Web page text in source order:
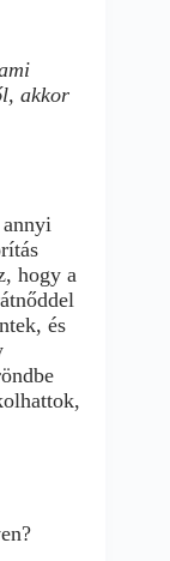
akkor
hogy a
és